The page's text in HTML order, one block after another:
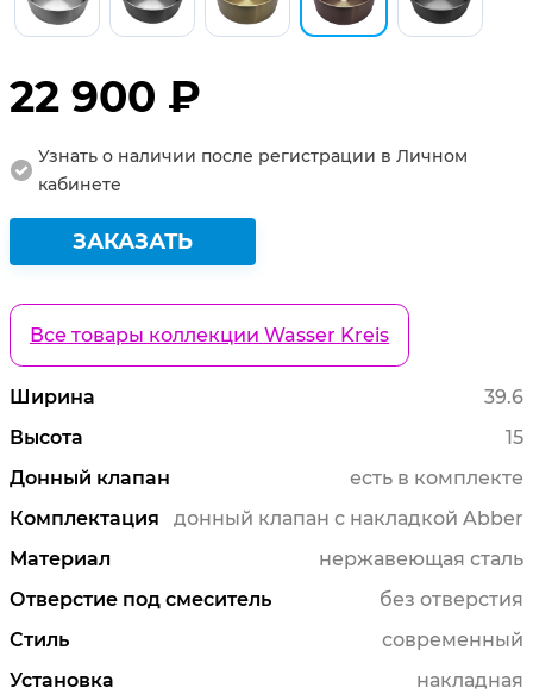
22 900 ₽
Узнать о наличии после регистрации в Личном
кабинете
ЗАКАЗАТЬ
Все товары коллекции Wasser Kreis
Ширина
39.6
Высота
15
Донный клапан
есть в комплекте
Комплектация
донный клапан с накладкой Abber
Материал
нержавеющая сталь
Отверстие под смеситель
без отверстия
Стиль
современный
Установка
накладная